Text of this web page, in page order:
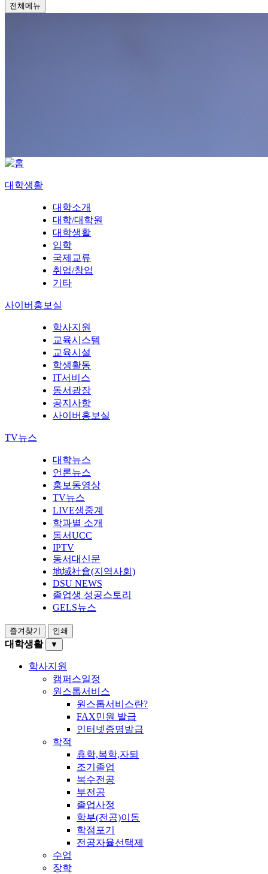
전체메뉴
대학생활
대학소개
대학/대학원
대학생활
입학
국제교류
취업/창업
기타
사이버홍보실
학사지원
교육시스템
교육시설
학생활동
IT서비스
동서광장
공지사항
사이버홍보실
TV뉴스
대학뉴스
언론뉴스
홍보동영상
TV뉴스
LIVE생중계
학과별 소개
동서UCC
IPTV
동서대신문
地域社會(지역사회)
DSU NEWS
졸업생 성공스토리
GELS뉴스
즐겨찾기 인쇄
대학생활 ▼
학사지원
캠퍼스일정
원스톱서비스
원스톱서비스란?
FAX민원 발급
인터넷증명발급
학적
휴학,복학,자퇴
조기졸업
복수전공
부전공
졸업사정
학부(전공)이동
학점포기
전공자율선택제
수업
장학